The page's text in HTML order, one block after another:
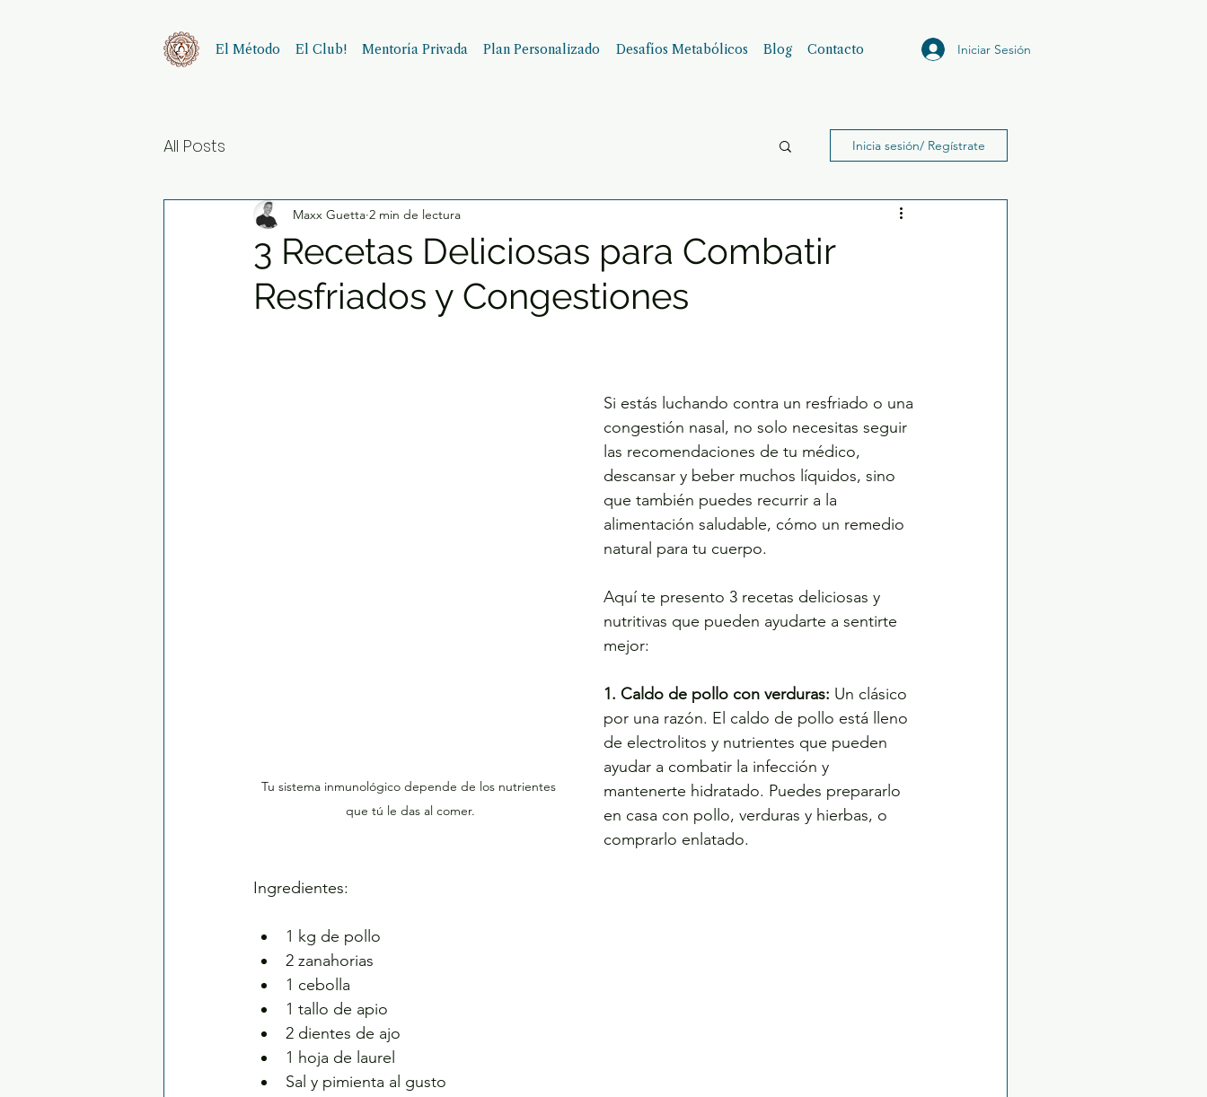
El Método El Club! Mentoría Privada Plan Personalizado Desafíos Metabólicos Blog Contacto Iniciar Sesión
All Posts Inicia sesión/ Regístrate
3 Recetas Deliciosas para Combatir
Resfriados y Congestiones
Maxx Guetta 2 min de lectura
Tu sistema inmunológico depende de los nutrientes
que tú le das al comer.
Si estás luchando contra un resfriado o una
congestión nasal, no solo necesitas seguir
las recomendaciones de tu médico,
descansar y beber muchos líquidos, sino
que también puedes recurrir a la
alimentación saludable, cómo un remedio
natural para tu cuerpo.
Aquí te presento 3 recetas deliciosas y
nutritivas que pueden ayudarte a sentirte
mejor:
1. Caldo de pollo con verduras: Un clásico
por una razón. El caldo de pollo está lleno
de electrolitos y nutrientes que pueden
ayudar a combatir la infección y
mantenerte hidratado. Puedes prepararlo
en casa con pollo, verduras y hierbas, o
comprarlo enlatado.
Ingredientes:
1 kg de pollo
2 zanahorias
1 cebolla
1 tallo de apio
2 dientes de ajo
1 hoja de laurel
Sal y pimienta al gusto